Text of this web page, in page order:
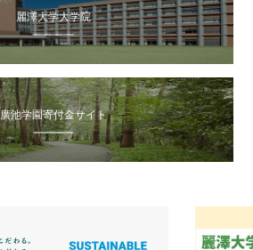
麗澤大学大学院
廣池学園寄付金サイト